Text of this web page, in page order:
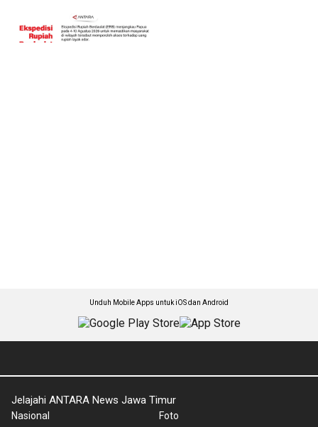
Unduh Mobile Apps untuk iOS dan Android
Jelajahi ANTARA News Jawa Timur
Nasional
Foto